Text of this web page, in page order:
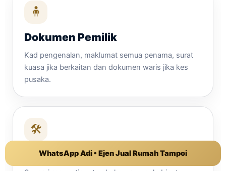
🧍
Dokumen Pemilik
Kad pengenalan, maklumat semua penama, surat
kuasa jika berkaitan dan dokumen waris jika kes
pusaka.
🛠️
Info Renovasi
WhatsApp Adi • Ejen Jual Rumah Tampoi